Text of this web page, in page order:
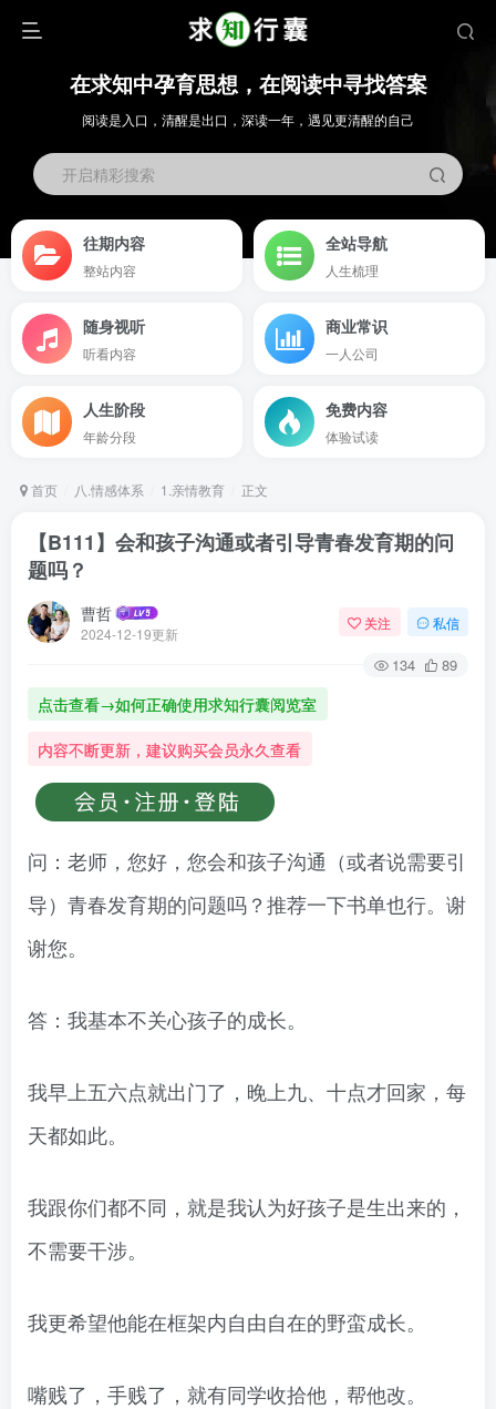
在求知中孕育思想，在阅读中寻找答案
阅读是入口，清醒是出口，深读一年，遇见更清醒的自己
开启精彩搜索
往期内容
整站内容
全站导航
人生梳理
随身视听
听看内容
商业常识
一人公司
人生阶段
年龄分段
免费内容
体验试读
首页 八.情感体系 1.亲情教育 正文
【B111】会和孩子沟通或者引导青春发育期的问
题吗？
曹哲
2024-12-19更新
关注 私信
134 89
点击查看→如何正确使用求知行囊阅览室
内容不断更新，建议购买会员永久查看
问：老师，您好，您会和孩子沟通（或者说需要引
导）青春发育期的问题吗？推荐一下书单也行。谢
谢您。
答：我基本不关心孩子的成长。
我早上五六点就出门了，晚上九、十点才回家，每
天都如此。
我跟你们都不同，就是我认为好孩子是生出来的，
不需要干涉。
我更希望他能在框架内自由自在的野蛮成长。
嘴贱了，手贱了，就有同学收拾他，帮他改。